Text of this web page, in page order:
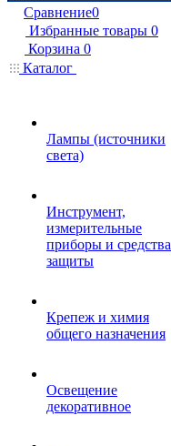
Сравнение0
Избранные товары 0
Корзина 0
Каталог
Лампы (источники
света)
Инструмент,
измерительные
приборы и средства
защиты
Крепеж и химия
общего назначения
Освещение
декоративное